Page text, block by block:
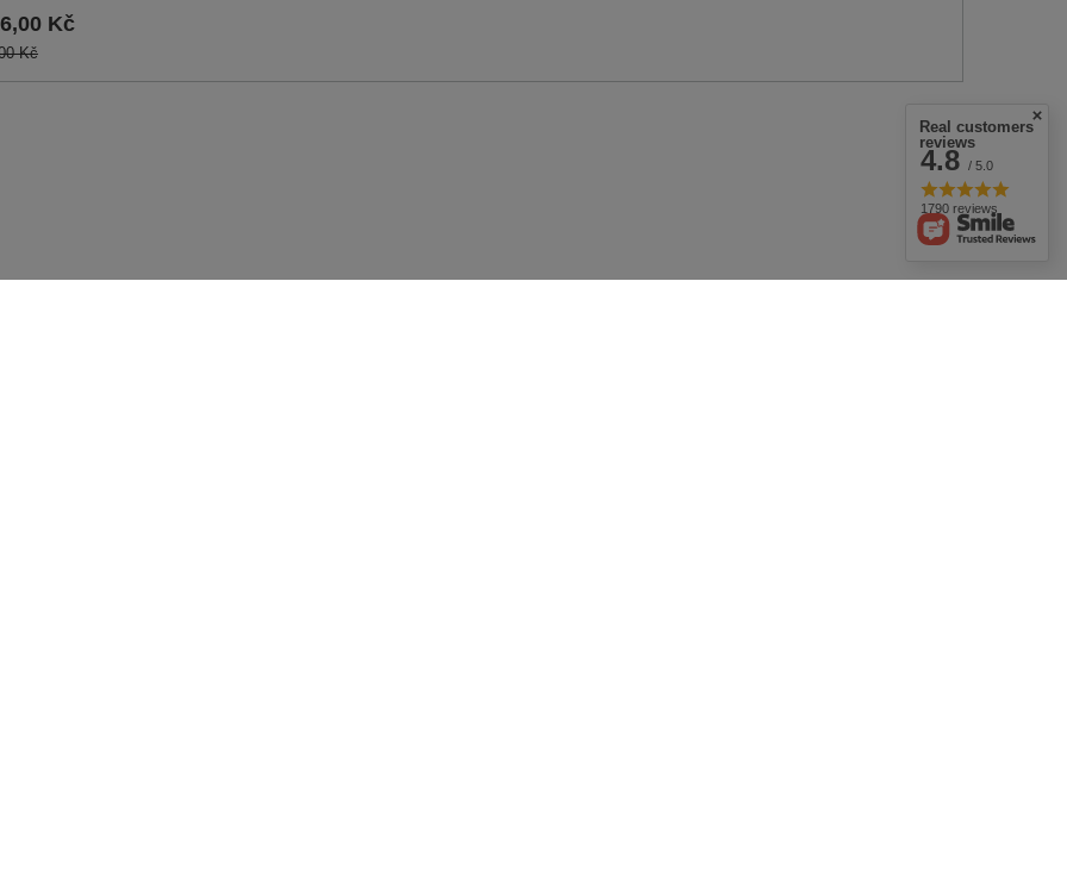
Kč
Kč
Real customers
reviews
4.8 / 5.0
1790 reviews